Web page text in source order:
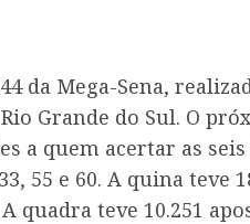
da Mega-Sena,
Grande do Sul. O
a quem acertar as seis
55 e 60. A quina teve
quadra teve 10.251